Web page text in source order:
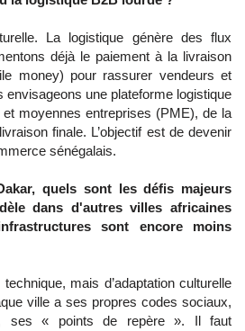
La logistique génère des flux
déjà le paiement à la livraison
money) pour rassurer vendeurs et
envisageons une plateforme logistique
moyennes entreprises (PME), de la
finale. L’objectif est de devenir
sénégalais.
quels sont les défis majeurs
dans d'autres villes africaines
sont encore moins
mais d’adaptation culturelle
ville a ses propres codes sociaux,
ses « points de repère ». Il faut